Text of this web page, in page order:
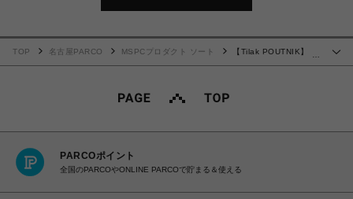
…
TOP 名古屋PARCO MSPCプロダクト ソート
【Tilak POUTNIK】
PARCOポイント
全国のPARCOやONLINE PARCOで貯まる＆使える